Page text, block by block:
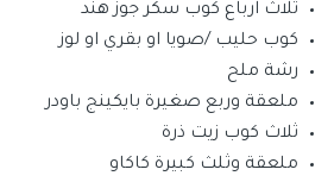
ثلاث ارباع كوب سكر جوز هند
كوب حليب /صويا او بقري او لوز
رشة ملح
ملعقة وربع صغيرة بايكينج باودر
ثلاث كوب زيت ذرة
ملعقة وثلث كبيرة كاكاو